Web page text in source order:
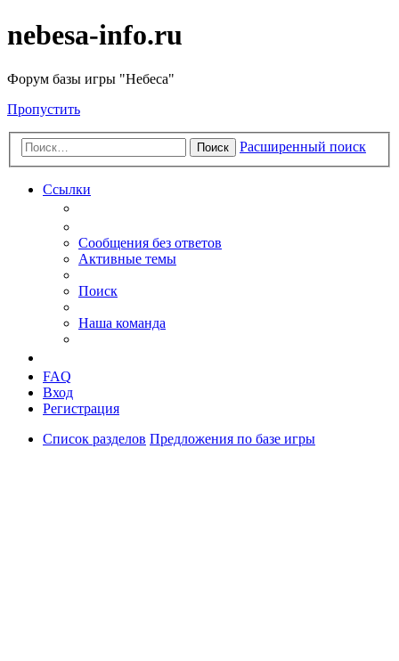
nebesa-info.ru
Форум базы игры "Небеса"
Пропустить
Поиск Расширенный поиск
Ссылки
Сообщения без ответов
Активные темы
Поиск
Наша команда
FAQ
Вход
Регистрация
Список разделов Предложения по базе игры